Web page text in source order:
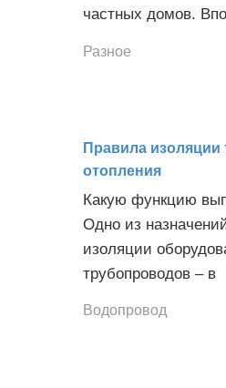
частных домов.
Разное
Правила
отопления
Какую функцию
Одно из
изоляции
трубопроводов – в
Водопровод